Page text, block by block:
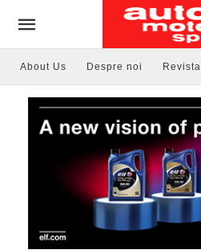
About Us Despre noi Revista